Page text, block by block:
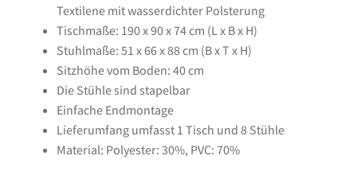
Textilene mit wasserdichter Polsterung
Tischmaße: 190 x 90 x 74 cm (L x B x H)
Stuhlmaße: 51 x 66 x 88 cm (B x T x H)
Sitzhöhe vom Boden: 40 cm
Die Stühle sind stapelbar
Einfache Endmontage
Lieferumfang umfasst 1 Tisch und 8 Stühle
Material: Polyester: 30%, PVC: 70%